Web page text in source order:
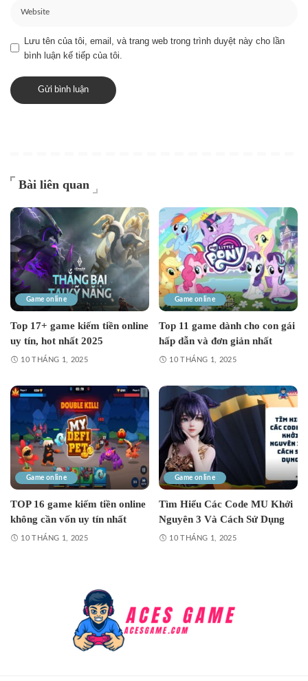
Lưu tên của tôi, email, và trang web trong trình duyệt này cho lần
bình luận kế tiếp của tôi.
Bài liên quan
Game online
Top 17+ game kiếm tiền online
uy tín, hot nhất 2025
10 THÁNG 1, 2025
Game online
Top 11 game dành cho con gái
hấp dẫn và đơn giản nhất
10 THÁNG 1, 2025
Game online
TOP 16 game kiếm tiền online
không cần vốn uy tín nhất
10 THÁNG 1, 2025
Game online
Tìm Hiểu Các Code MU Khởi
Nguyên 3 Và Cách Sử Dụng
10 THÁNG 1, 2025